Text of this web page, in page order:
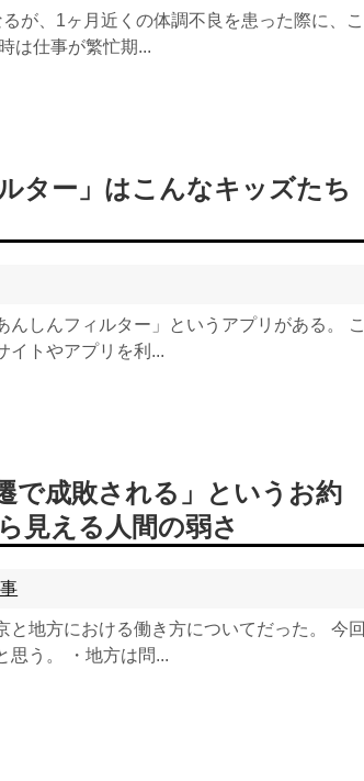
が、1ヶ月近くの体調不良を患った際に、こ
は仕事が繁忙期...
ター」はこんなキッズたち
んしんフィルター」というアプリがある。 こ
イトやアプリを利...
で成敗される」というお約
見える人間の弱さ
と地方における働き方についてだった。 今回
思う。 ・地方は問...